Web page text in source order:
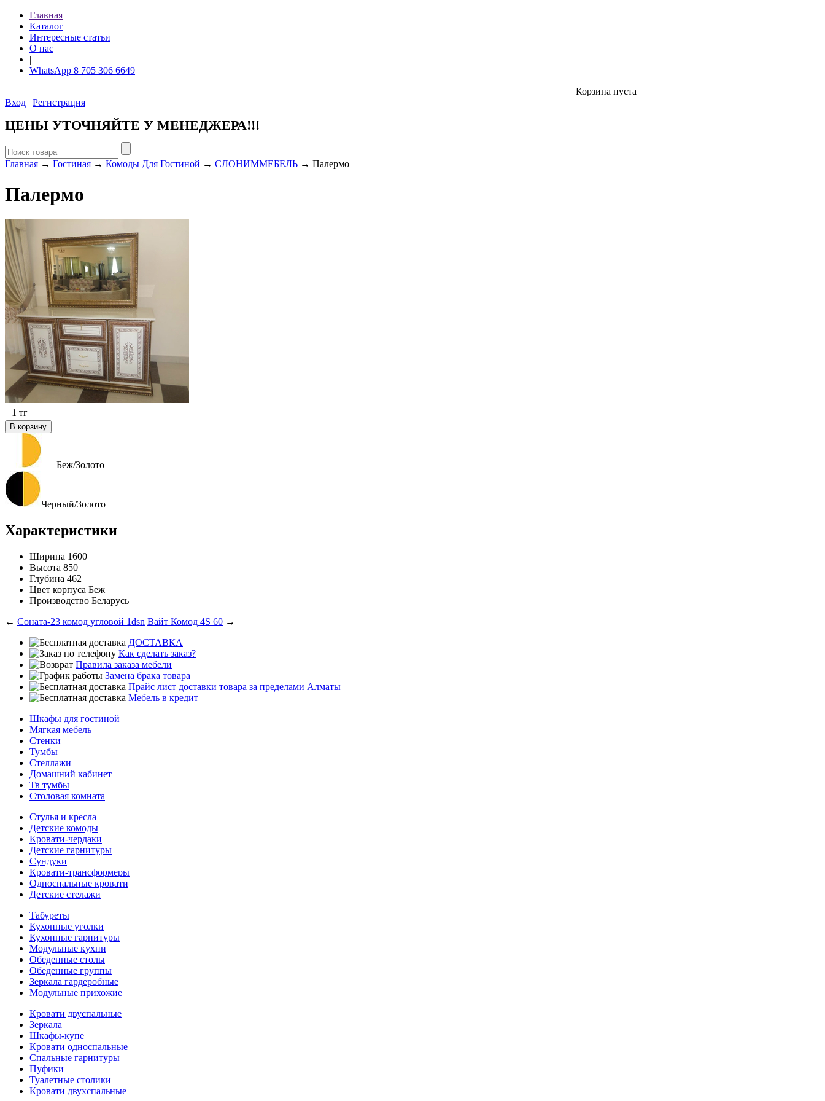
Главная
Каталог
Интересные статьи
О нас
|
WhatsApp 8 705 306 6649
Корзина пуста
Вход | Регистрация
ЦЕНЫ УТОЧНЯЙТЕ У МЕНЕДЖЕРА!!!
Главная → Гостиная → Комоды Для Гостиной → СЛОНИММЕБЕЛЬ → Палермо
Палермо
1 тг
В корзину
Беж/Золото
Черный/Золото
Характеристики
Ширина 1600
Высота 850
Глубина 462
Цвет корпуса Беж
Производство Беларусь
← Соната-23 комод угловой 1dsn Вайт Комод 4S 60 →
ДОСТАВКА
Как сделать заказ?
Правила заказа мебели
Замена брака товара
Прайс лист доставки товара за пределами Алматы
Мебель в кредит
Шкафы для гостиной
Мягкая мебель
Стенки
Тумбы
Стеллажи
Домашний кабинет
Тв тумбы
Столовая комната
Стулья и кресла
Детские комоды
Кровати-чердаки
Детские гарнитуры
Сундуки
Кровати-трансформеры
Односпальные кровати
Детские стелажи
Табуреты
Кухонные уголки
Кухонные гарнитуры
Модульные кухни
Обеденные столы
Обеденные группы
Зеркала гардеробные
Модульные прихожие
Кровати двуспальные
Зеркала
Шкафы-купе
Кровати односпальные
Спальные гарнитуры
Пуфики
Туалетные столики
Кровати двухспальные